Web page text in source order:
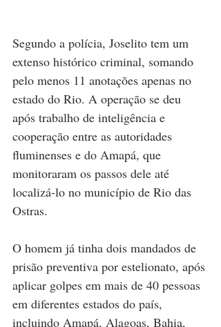
Segundo a polícia, Joselito tem um
extenso histórico criminal, somando
pelo menos 11 anotações apenas no
estado do Rio. A operação se deu
após trabalho de inteligência e
cooperação entre as autoridades
fluminenses e do Amapá, que
monitoraram os passos dele até
localizá-lo no município de Rio das
Ostras.
O homem já tinha dois mandados de
prisão preventiva por estelionato, após
aplicar golpes em mais de 40 pessoas
em diferentes estados do país,
incluindo Amapá, Alagoas, Bahia,